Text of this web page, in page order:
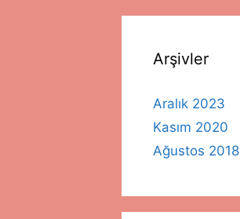
Arşivler
Aralık 2023
Kasım 2020
Ağustos 2018